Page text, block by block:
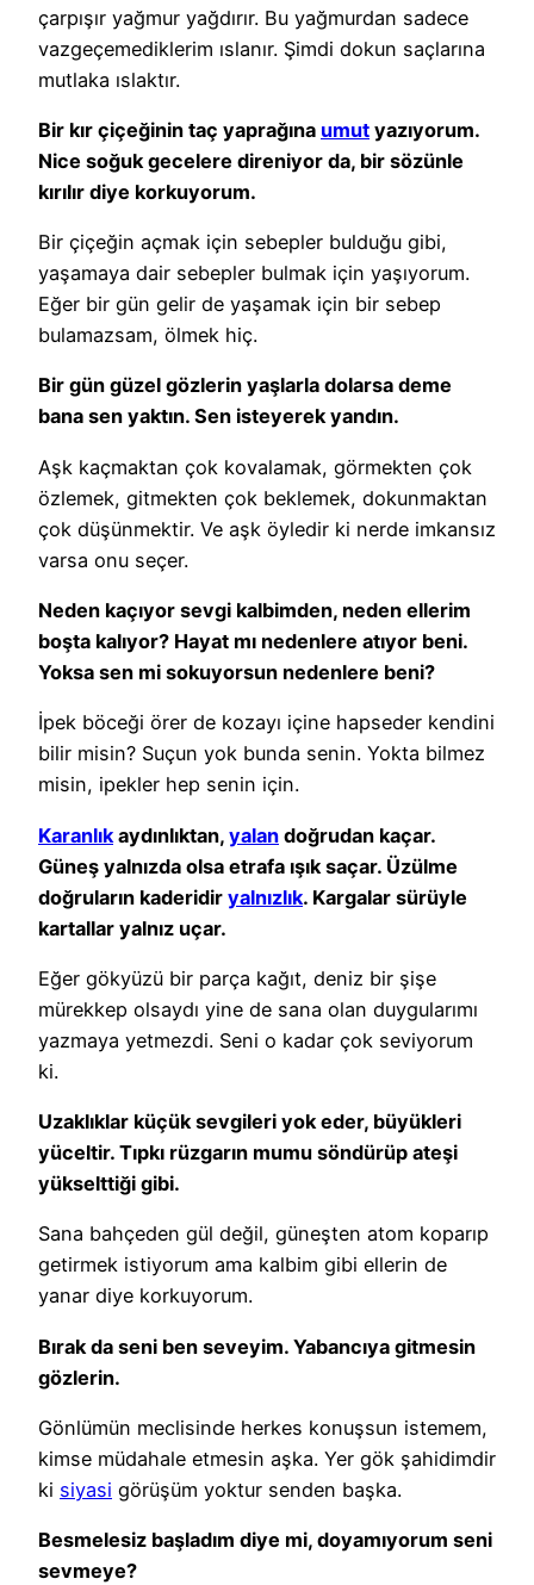
çarpışır yağmur yağdırır. Bu yağmurdan sadece
vazgeçemediklerim ıslanır. Şimdi dokun saçlarına
mutlaka ıslaktır.
Bir kır çiçeğinin taç yaprağına umut yazıyorum.
Nice soğuk gecelere direniyor da, bir sözünle
kırılır diye korkuyorum.
Bir çiçeğin açmak için sebepler bulduğu gibi,
yaşamaya dair sebepler bulmak için yaşıyorum.
Eğer bir gün gelir de yaşamak için bir sebep
bulamazsam, ölmek hiç.
Bir gün güzel gözlerin yaşlarla dolarsa deme
bana sen yaktın. Sen isteyerek yandın.
Aşk kaçmaktan çok kovalamak, görmekten çok
özlemek, gitmekten çok beklemek, dokunmaktan
çok düşünmektir. Ve aşk öyledir ki nerde imkansız
varsa onu seçer.
Neden kaçıyor sevgi kalbimden, neden ellerim
boşta kalıyor? Hayat mı nedenlere atıyor beni.
Yoksa sen mi sokuyorsun nedenlere beni?
İpek böceği örer de kozayı içine hapseder kendini
bilir misin? Suçun yok bunda senin. Yokta bilmez
misin, ipekler hep senin için.
Karanlık aydınlıktan, yalan doğrudan kaçar.
Güneş yalnızda olsa etrafa ışık saçar. Üzülme
doğruların kaderidir yalnızlık. Kargalar sürüyle
kartallar yalnız uçar.
Eğer gökyüzü bir parça kağıt, deniz bir şişe
mürekkep olsaydı yine de sana olan duygularımı
yazmaya yetmezdi. Seni o kadar çok seviyorum
ki.
Uzaklıklar küçük sevgileri yok eder, büyükleri
yüceltir. Tıpkı rüzgarın mumu söndürüp ateşi
yükselttiği gibi.
Sana bahçeden gül değil, güneşten atom koparıp
getirmek istiyorum ama kalbim gibi ellerin de
yanar diye korkuyorum.
Bırak da seni ben seveyim. Yabancıya gitmesin
gözlerin.
Gönlümün meclisinde herkes konuşsun istemem,
kimse müdahale etmesin aşka. Yer gök şahidimdir
ki siyasi görüşüm yoktur senden başka.
Besmelesiz başladım diye mi, doyamıyorum seni
sevmeye?